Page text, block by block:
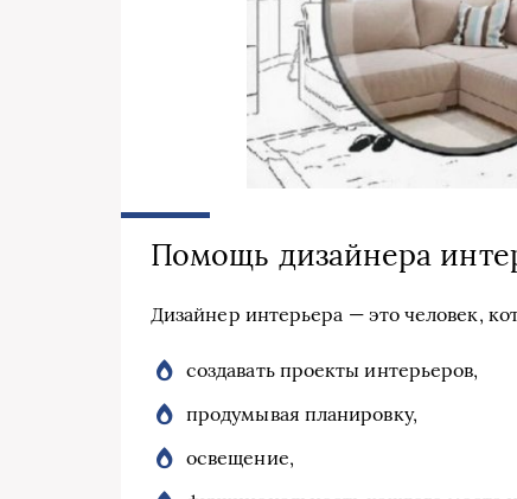
Помощь дизайнера
Дизайнер интерьера — это человек,
создавать проекты интерьеров,
продумывая планировку,
освещение,